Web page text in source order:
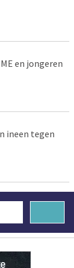
en jongeren
ineen tegen